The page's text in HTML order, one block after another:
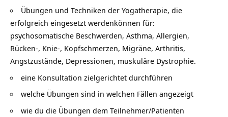
Übungen und Techniken der Yogatherapie, die
erfolgreich eingesetzt werdenkönnen für:
psychosomatische Beschwerden, Asthma, Allergien,
Rücken-, Knie-, Kopfschmerzen, Migräne, Arthritis,
Angstzustände, Depressionen, muskuläre Dystrophie.
eine Konsultation zielgerichtet durchführen
welche Übungen sind in welchen Fällen angezeigt
wie du die Übungen dem Teilnehmer/Patienten